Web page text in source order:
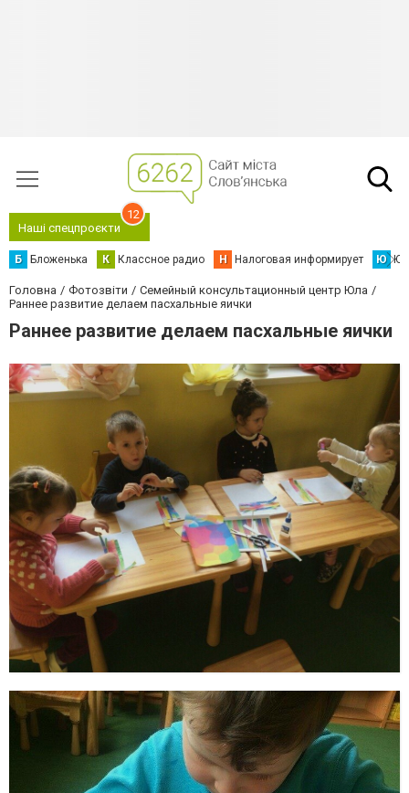
Наші спецпроєкти
12
Б Бложенька К Классное радио Н Налоговая информирует Ю
Головна Фотозвіти
Семейный консультационный центр Юла
Раннее развитие делаем пасхальные яички
Раннее развитие делаем пасхальные яички